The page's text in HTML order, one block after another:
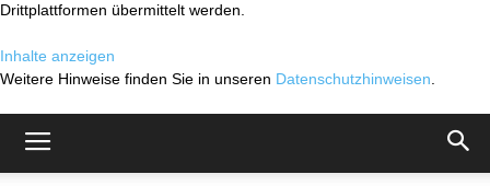
Drittplattformen übermittelt werden.
Inhalte anzeigen
Weitere Hinweise finden Sie in unseren Datenschutzhinweisen